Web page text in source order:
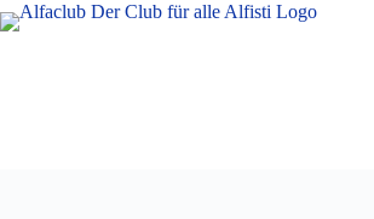
Zum
Inhalt